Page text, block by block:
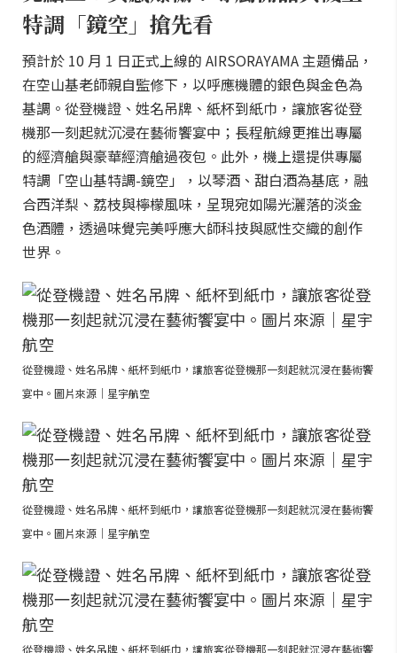
特調「鏡空」搶先看
預計於 10 月 1 日正式上線的 AIRSORAYAMA 主題備品，
在空山基老師親自監修下，以呼應機體的銀色與金色為
基調。從登機證、姓名吊牌、紙杯到紙巾，讓旅客從登
機那一刻起就沉浸在藝術饗宴中；長程航線更推出專屬
的經濟艙與豪華經濟艙過夜包。此外，機上還提供專屬
特調「空山基特調-鏡空」，以琴酒、甜白酒為基底，融
合西洋梨、荔枝與檸檬風味，呈現宛如陽光灑落的淡金
色酒體，透過味覺完美呼應大師科技與感性交織的創作
世界。
從登機證、姓名吊牌、紙杯到紙巾，讓旅客從登機那一刻起就沉浸在藝術饗
宴中。圖片來源｜星宇航空
從登機證、姓名吊牌、紙杯到紙巾，讓旅客從登機那一刻起就沉浸在藝術饗
宴中。圖片來源｜星宇航空
從登機證、姓名吊牌、紙杯到紙巾，讓旅客從登機那一刻起就沉浸在藝術饗